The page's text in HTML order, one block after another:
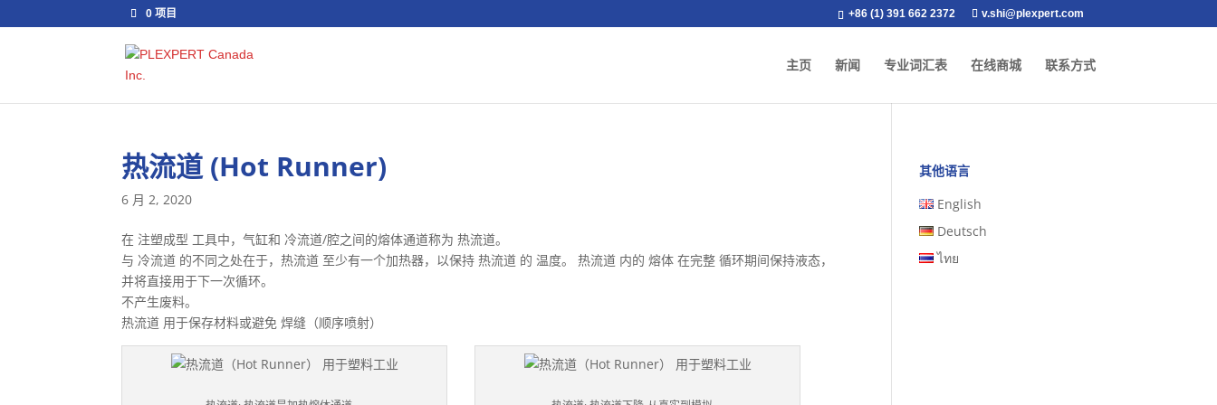
+86 (1) 391 662 2372 v.shi@plexpert.com
0 项目
主页 新闻 专业词汇表 在线商城 联系方式
热流道 (Hot Runner)
6 月 2, 2020
在 注塑成型 工具中，气缸和 冷流道/腔之间的熔体通道称为 热流道。
与 冷流道 的不同之处在于，热流道 至少有一个加热器，以保持 热流道 的 温度。 热流道 内的 熔体 在完整 循环期间保持液态，
并将直接用于下一次循环。
不产生废料。
热流道 用于保存材料或避免 焊缝（顺序喷射）
其他语言
English
Deutsch
ไทย